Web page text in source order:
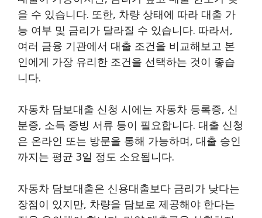
을 수 있습니다. 또한, 차량 상태에 따라 대출 가
능 여부 및 금리가 달라질 수 있습니다. 따라서,
여러 금융 기관에서 대출 조건을 비교해보고 본
인에게 가장 유리한 조건을 선택하는 것이 좋습
니다.
자동차 담보대출 신청 시에는 자동차 등록증, 신
분증, 소득 증빙 서류 등이 필요합니다. 대출 신청
은 온라인 또는 방문을 통해 가능하며, 대출 승인
까지는 평균 3일 정도 소요됩니다.
자동차 담보대출은 신용대출보다 금리가 낮다는
장점이 있지만, 차량을 담보로 제공해야 한다는